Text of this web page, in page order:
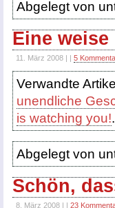
Abgelegt von
Eine
11. März 2008 | | 5
Verwandte
unendliche
is watching you!.
Abgelegt von
Schön,
8. März 2008 | | 23